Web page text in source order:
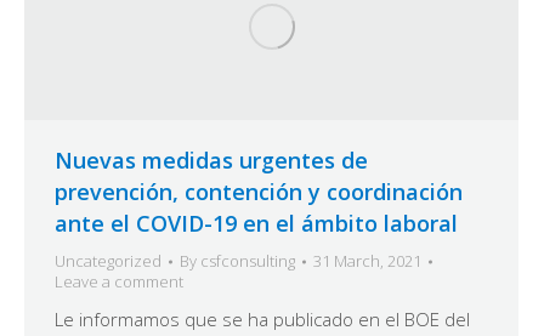
Nuevas medidas urgentes de
prevención, contención y coordinación
ante el COVID-19 en el ámbito laboral
Uncategorized By csfconsulting
31 March, 2021
Leave a comment
Le informamos que se ha publicado en el BOE del